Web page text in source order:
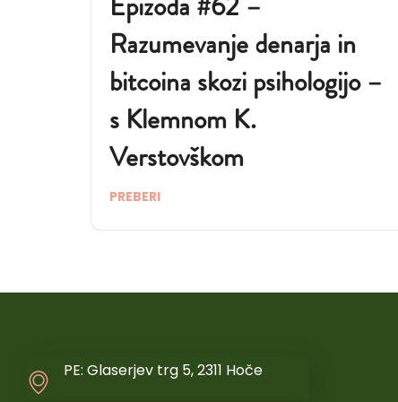
Razumevanje denarja in
bitcoina skozi psihologijo –
s Klemnom K.
Verstovškom
PREBERI
PE: Glaserjev trg 5, 2311 Hoče